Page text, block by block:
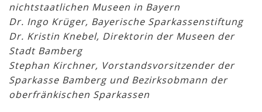
nichtstaatlichen Museen in Bayern
Dr. Ingo Krüger, Bayerische Sparkassenstiftung
Dr. Kristin Knebel, Direktorin der Museen der
Stadt Bamberg
Stephan Kirchner, Vorstandsvorsitzender der
Sparkasse Bamberg und Bezirksobmann der
oberfränkischen Sparkassen